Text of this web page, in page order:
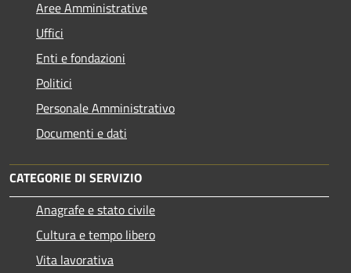
Aree Amministrative
Uffici
Enti e fondazioni
Politici
Personale Amministrativo
Documenti e dati
CATEGORIE DI SERVIZIO
Anagrafe e stato civile
Cultura e tempo libero
Vita lavorativa